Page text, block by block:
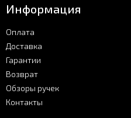
Информация
Оплата
Доставка
Гарантии
Возврат
Обзоры ручек
Контакты